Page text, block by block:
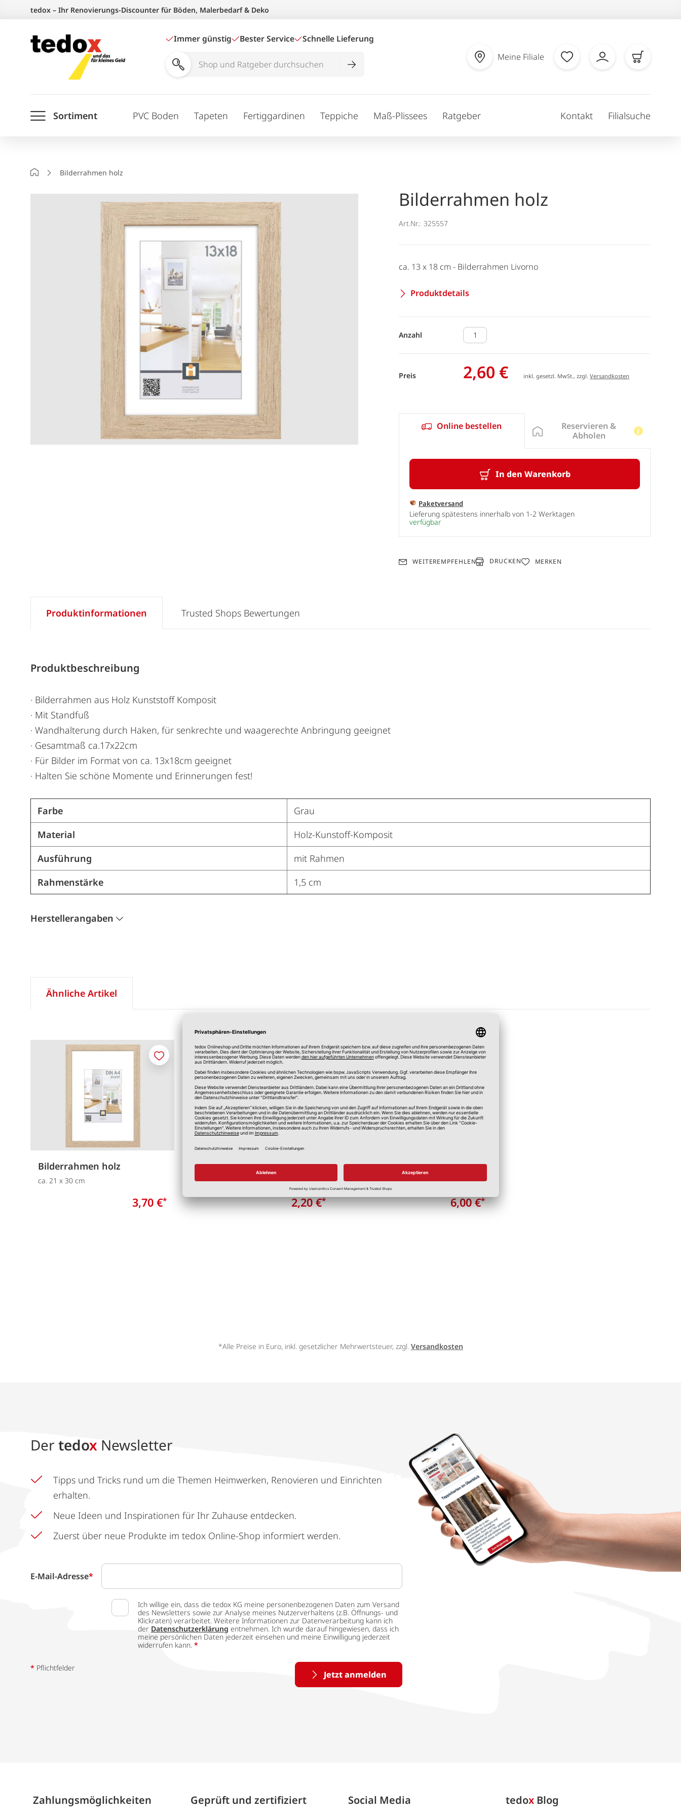
springen
tedox – Ihr Renovierungs-Discounter für Böden, Malerbedarf & Deko
Immer günstig Bester Service Schnelle Lieferung
Shop
durchsuchen
Meine Filiale
Sortiment PVC Boden Tapeten Fertiggardinen Teppiche Maß-Plissees Ratgeber Kontakt Filialsuche
StartseiteBilderrahmen holz
Bilderrahmen holz
Art.Nr.: 325557
ca. 13 x 18 cm - Bilderrahmen Livorno
Produktdetails
Anzahl
Preis 2,60 € inkl. gesetzl. MwSt., zzgl.Versandkosten
Online bestellen
In den Warenkorb
Paketversand
Lieferung spätestens innerhalb von 1-2 Werktagen
verfügbar
Reservieren &
Abholen
WEITEREMPFEHLEN DRUCKEN MERKEN
Produktinformationen
Produktbeschreibung
· Bilderrahmen aus Holz Kunststoff Komposit
· Mit Standfuß
· Wandhalterung durch Haken, für senkrechte und waagerechte Anbringung geeignet
· Gesamtmaß ca.17x22cm
· Für Bilder im Format von ca. 13x18cm geeignet
· Halten Sie schöne Momente und Erinnerungen fest!
Farbe
Grau
Material
Holz-Kunstoff-Komposit
Ausführung
mit Rahmen
Rahmenstärke
1,5 cm
Herstellerangaben
Trusted Shops Bewertungen
Ähnliche Artikel
Bilderrahmen holz
ca. 21 x 30 cm
3,70 €*
Merken
Bilderrahmen holz
ca. 10x15 cm
2,20 €*
Merken
Bilderrahmen holz
ca. 30 x 40 cm
6,00 €*
Merken
*Alle Preise in Euro, inkl. gesetzlicher Mehrwertsteuer, zzgl. Versandkosten
Der tedox Newsletter
Tipps und Tricks rund um die Themen Heimwerken, Renovieren und Einrichten
erhalten.
Neue Ideen und Inspirationen für Ihr Zuhause entdecken.
Zuerst über neue Produkte im tedox Online-Shop informiert werden.
E-Mail-Adresse*
Ich willige ein, dass die tedox KG meine personenbezogenen Daten zum Versand
des Newsletters sowie zur Analyse meines Nutzerverhaltens (z.B. Öffnungs- und
Klickraten) verarbeitet. Weitere Informationen zur Datenverarbeitung kann ich
der Datenschutzerklärung entnehmen. Ich wurde darauf hingewiesen, dass ich
meine persönlichen Daten jederzeit einsehen und meine Einwilligung jederzeit
widerrufen kann. *
Jetzt anmelden
* Pflichtfelder
Zahlungs­möglich­keiten Geprüft und zertifiziert Social Media tedox Blog